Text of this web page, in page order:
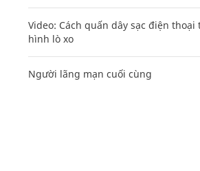
Video: Cách quấn dây sạc điện thoại
hình lò xo
Người lãng mạn cuối cùng